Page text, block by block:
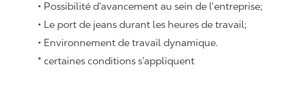
• Possibilité d’avancement au sein de l’entreprise;
• Le port de jeans durant les heures de travail;
• Environnement de travail dynamique.
* certaines conditions s’appliquent